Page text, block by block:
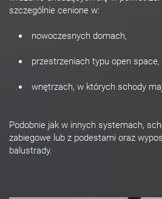
szczególnie cenione w:
nowoczesnych domach,
przestrzeniach typu open space,
wnętrzach, w których schody
Podobnie jak w innych systemach,
zabiegowe lub z podestami oraz
balustrady.